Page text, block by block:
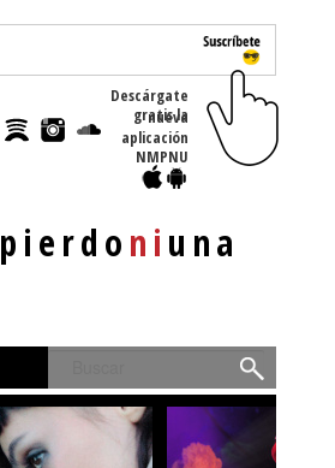
pierdoniuna
Descárgate
gratis la nueva
aplicación
NMPNU